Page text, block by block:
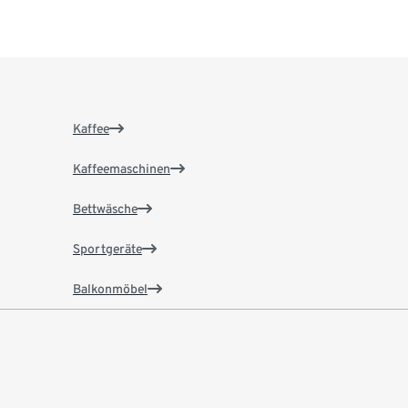
Kaffee
Kaffeemaschinen
Bettwäsche
Sportgeräte
Balkonmöbel